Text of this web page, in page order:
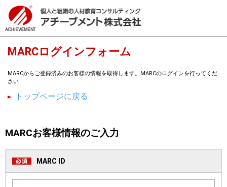
MARCログインフォーム
MARCからご登録済みのお客様の情報を取得します。MARCのログインを行ってくだ
さい
トップページに戻る
MARCお客様情報のご入力
MARC ID